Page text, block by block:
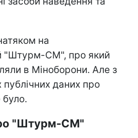
на
"Штурм-СМ", про який
в Міноборони. Але з
публічних даних про
було.
"Штурм-СМ"